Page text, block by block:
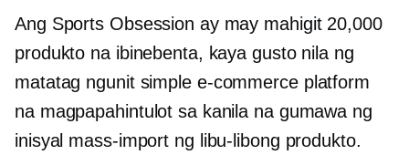
Ang Sports Obsession ay may mahigit 20,000
produkto na ibinebenta, kaya gusto nila ng
matatag ngunit simple e-commerceplatform
na magpapahintulot sa kanila na gumawa ng
inisyal mass-import ng libu-libong produkto.